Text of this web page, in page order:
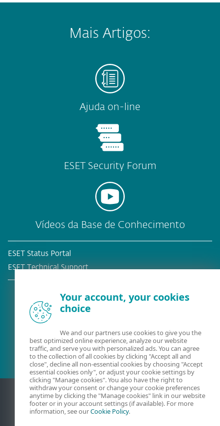
Mais Artigos:
Ajuda on-line
ESET Security Forum
Vídeos da Base de Conhecimento
ESET Status Portal
ESET Technical Support
Cliente atual?
Your account, your cookies
choice
We and our partners use cookies to give you the
best optimized online experience, analyze our website
traffic, and serve you with personalized ads. You can agree
to the collection of all cookies by clicking "Accept all and
close", decline all non-essential cookies by choosing "Accept
essential cookies only", or adjust your cookie settings by
clicking "Manage cookies". You also have the right to
withdraw your consent or change your cookie preferences
anytime by clicking the "Manage cookies" link in our website
footer or in your account settings (if available). For more
information, see ourCookie Policy.